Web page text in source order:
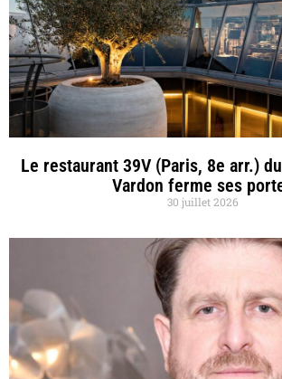
Le restaurant 39V (Paris, 8e arr.)
Vardon ferme ses
30 juillet 2026